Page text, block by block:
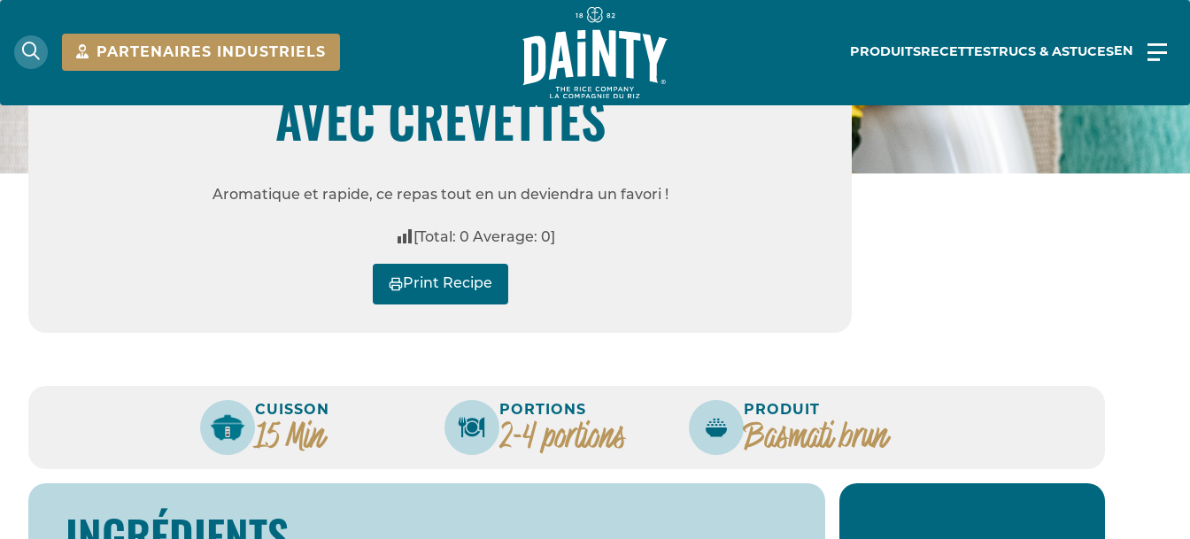
PARTENAIRES INDUSTRIELS PRODUITS RECETTESTRUCS & ASTUCES EN
CARI DE RIZ DANS LE CUISEUR À RIZ
AVEC CREVETTES
Aromatique et rapide, ce repas tout en un deviendra un favori !
[Total: 0 Average: 0
Print Recipe
CUISSON
15 Min
PORTIONS
2-4 portions
PRODUIT
Basmati brun